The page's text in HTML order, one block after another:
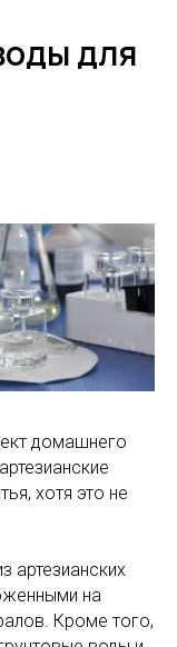
для
домашнего
хотя это не
артезианских
на
Кроме того,